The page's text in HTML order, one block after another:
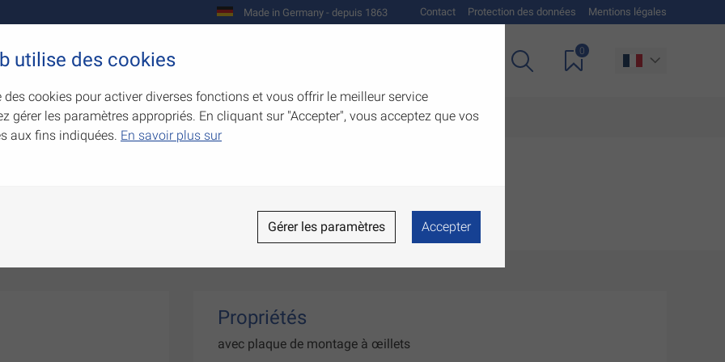
Made in Germany - depuis 1863 Contact Protection des données Mentions légales
Entreprise Produits
0
Propriétés
avec plaque de montage à œillets
utilise des cookies
des cookies pour activer diverses fonctions et vous offrir le meilleur service
gérer les paramètres appropriés. En cliquant sur "Accepter", vous acceptez que vos
aux fins indiquées. En savoir plus sur
Gérer les paramètres Accepter